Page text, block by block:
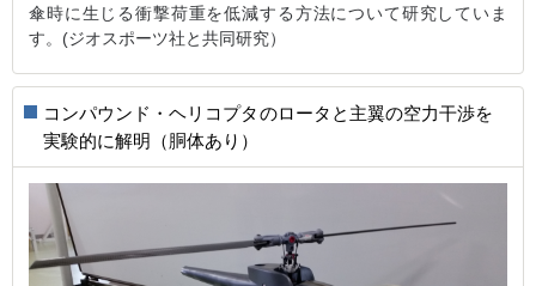
傘時に生じる衝撃荷重を低減する方法について研究していま
す。(ジオスポーツ社と共同研究）
コンパウンド・ヘリコプタのロータと主翼の空力干渉を
実験的に解明（胴体あり）